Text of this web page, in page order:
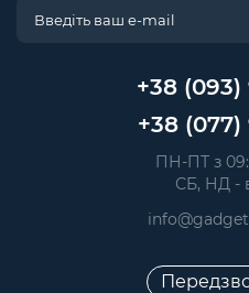
+38 (093)
+38
ПН-ПТ з
СБ, НД -